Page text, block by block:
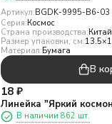
Артикул:BGDK-9995-B6-03
Серия:Космос
Страна производства:Китай
Размер упаковки, см:
Материал:Бумага
В
18 ₽
Линейка "Яркий
В наличии 862 шт.